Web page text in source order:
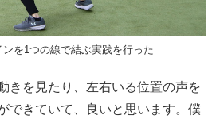
を1つの線で結ぶ実践を行った
きを見たり、左右いる位置の声を
できていて、良いと思います。僕